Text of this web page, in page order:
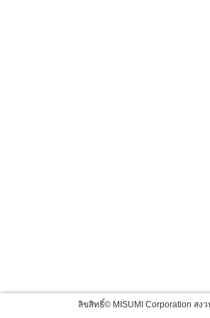
ลิขสิทธิ์© MISUMI Corporation สง